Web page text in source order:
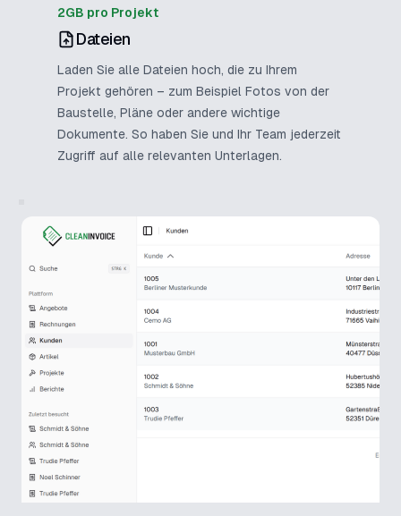
2GB pro Projekt
Dateien
Laden Sie alle Dateien hoch, die zu Ihrem
Projekt gehören – zum Beispiel Fotos von der
Baustelle, Pläne oder andere wichtige
Dokumente. So haben Sie und Ihr Team jederzeit
Zugriff auf alle relevanten Unterlagen.